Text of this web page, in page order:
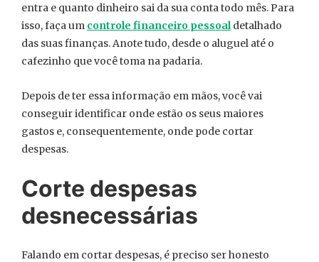
entra e quanto dinheiro sai da sua conta todo mês. Para
isso, faça um controle financeiro pessoaldetalhado
das suas finanças. Anote tudo, desde o aluguel até o
cafezinho que você toma na padaria.
Depois de ter essa informação em mãos, você vai
conseguir identificar onde estão os seus maiores
gastos e, consequentemente, onde pode cortar
despesas.
Corte despesas
desnecessárias
Falando em cortar despesas, é preciso ser honesto